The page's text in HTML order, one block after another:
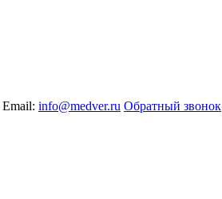
Email: info@medver.ru Обратный звонок